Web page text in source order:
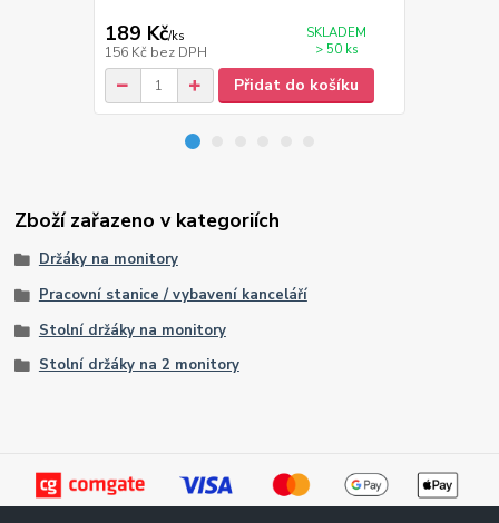
189 Kč/ks
156 Kč bez DPH
SKLADEM
> 50 ks
Přidat do košíku
Zboží zařazeno v kategoriích
Držáky na monitory
Pracovní stanice / vybavení kanceláří
Stolní držáky na monitory
Stolní držáky na 2 monitory